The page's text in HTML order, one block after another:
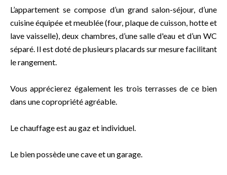
L’appartement se compose d’un grand salon-séjour, d’une
cuisine équipée et meublée (four, plaque de cuisson, hotte et
lave vaisselle), deux chambres, d’une salle d'eau et d’un WC
séparé. Il est doté de plusieurs placards sur mesure facilitant
le rangement.
Vous apprécierez également les trois terrasses de ce bien
dans une copropriété agréable.
Le chauffage est au gaz et individuel.
Le bien possède une cave et un garage.